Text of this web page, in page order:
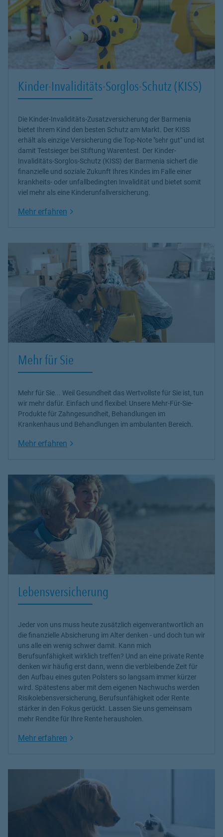
Kinder-Invaliditäts-Sorglos-Schutz (KISS)
Die Kinder-Invaliditäts-Zusatzversicherung der Barmenia
bietet Ihrem Kind den besten Schutz am Markt. Der KISS
erhält als einzige Versicherung die Top-Note "sehr gut" und ist
damit Testsieger bei Stiftung Warentest. Der Kinder-
Invaliditäts-Sorglos-Schutz (KISS) der Barmenia sichert die
finanzielle und soziale Zukunft Ihres Kindes im Falle einer
krankheits- oder unfallbedingten Invalidität und bietet somit
viel mehr als eine Kinderunfallversicherung.
Mehr erfahren Link Opens in New Tab
Mehr für Sie
Mehr für Sie... Weil Gesundheit das Wertvollste für Sie ist, tun
wir mehr dafür. Einfach und flexibel: Unsere Mehr-Für-Sie-
Produkte für Zahngesundheit, Behandlungen im
Krankenhaus und Behandlungen im ambulanten Bereich.
Mehr erfahren Link Opens in New Tab
Lebensversicherung
Jeder von uns muss heute zusätzlich eigenverantwortlich an
die finanzielle Absicherung im Alter denken - und doch tun wir
uns alle ein wenig schwer damit. Kann mich
Berufsunfähigkeit wirklich treffen? Und an eine private Rente
denken wir häufig erst dann, wenn die verbleibende Zeit für
den Aufbau eines guten Polsters so langsam immer kürzer
wird. Spätestens aber mit dem eigenen Nachwuchs werden
Risikolebensversicherung, Berufsunfähigkeit oder Rente
stärker in den Fokus gerückt. Lassen Sie uns gemeinsam
mehr Rendite für Ihre Rente herausholen.
Mehr erfahren Link Opens in New Tab